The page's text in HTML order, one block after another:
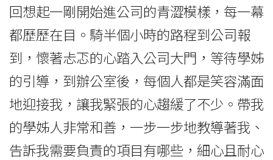
回想起一剛開始進公司的青澀模樣，每一幕
都歷歷在目。騎半個小時的路程到公司報
到，懷著忐忑的心踏入公司大門，等待學姊
的引導，到辦公室後，每個人都是笑容滿面
地迎接我，讓我緊張的心趨緩了不少。帶我
的學姊人非常和善，一步一步地教導著我、
告訴我需要負責的項目有哪些，細心且耐心